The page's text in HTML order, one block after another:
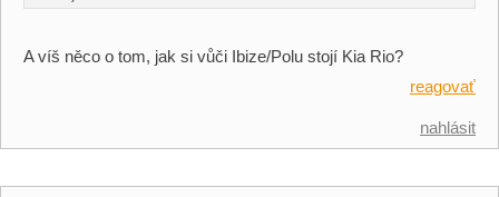
A víš něco o tom, jak si vůči Ibize/Polu stojí Kia Rio?
reagovať
nahlásit